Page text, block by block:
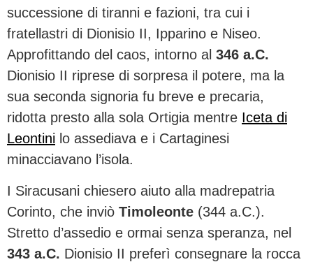
successione di tiranni e fazioni, tra cui i
fratellastri di Dionisio II, Ipparino e Niseo.
Approfittando del caos, intorno al 346 a.C.
Dionisio II riprese di sorpresa il potere, ma la
sua seconda signoria fu breve e precaria,
ridotta presto alla sola Ortigia mentre Iceta di
Leontini lo assediava e i Cartaginesi
minacciavano l’isola.
I Siracusani chiesero aiuto alla madrepatria
Corinto, che inviò Timoleonte (344 a.C.).
Stretto d’assedio e ormai senza speranza, nel
343 a.C. Dionisio II preferì consegnare la rocca